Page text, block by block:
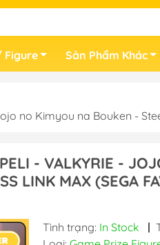
Figure Sản Phẩm Khác
no Kimyou na Bouken -
- VALKYRIE -
LINK MAX (SEGA
Tình trạng: In Stock |